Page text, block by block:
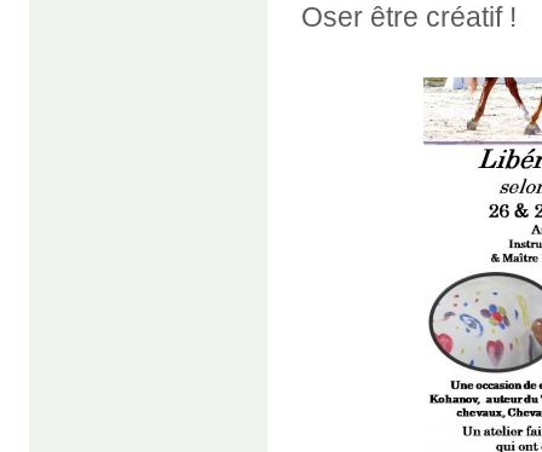
Oser être créatif !